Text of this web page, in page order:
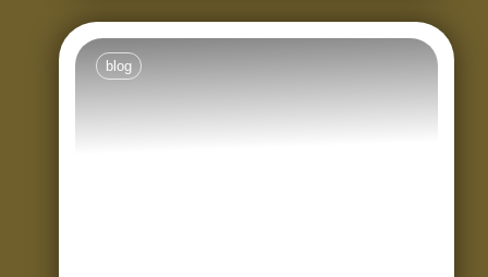
blog